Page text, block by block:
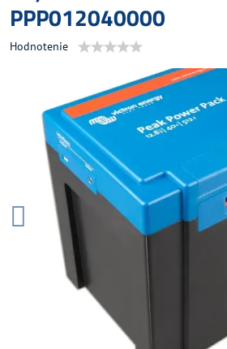
PPP012040000
Hodnotenie